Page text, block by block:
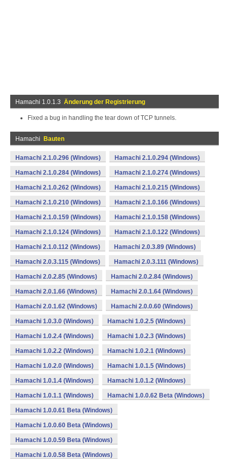
Hamachi 1.0.1.3 Änderung der Registrierung
Fixed a bug in handling the tear down of TCP tunnels.
Hamachi Bauten
Hamachi 2.1.0.296 (Windows) Hamachi 2.1.0.294 (Windows)
Hamachi 2.1.0.284 (Windows) Hamachi 2.1.0.274 (Windows)
Hamachi 2.1.0.262 (Windows) Hamachi 2.1.0.215 (Windows)
Hamachi 2.1.0.210 (Windows) Hamachi 2.1.0.166 (Windows)
Hamachi 2.1.0.159 (Windows) Hamachi 2.1.0.158 (Windows)
Hamachi 2.1.0.124 (Windows) Hamachi 2.1.0.122 (Windows)
Hamachi 2.1.0.112 (Windows) Hamachi 2.0.3.89 (Windows)
Hamachi 2.0.3.115 (Windows) Hamachi 2.0.3.111 (Windows)
Hamachi 2.0.2.85 (Windows) Hamachi 2.0.2.84 (Windows)
Hamachi 2.0.1.66 (Windows) Hamachi 2.0.1.64 (Windows)
Hamachi 2.0.1.62 (Windows) Hamachi 2.0.0.60 (Windows)
Hamachi 1.0.3.0 (Windows) Hamachi 1.0.2.5 (Windows)
Hamachi 1.0.2.4 (Windows) Hamachi 1.0.2.3 (Windows)
Hamachi 1.0.2.2 (Windows) Hamachi 1.0.2.1 (Windows)
Hamachi 1.0.2.0 (Windows) Hamachi 1.0.1.5 (Windows)
Hamachi 1.0.1.4 (Windows) Hamachi 1.0.1.2 (Windows)
Hamachi 1.0.1.1 (Windows) Hamachi 1.0.0.62 Beta (Windows)
Hamachi 1.0.0.61 Beta (Windows)
Hamachi 1.0.0.60 Beta (Windows)
Hamachi 1.0.0.59 Beta (Windows)
Hamachi 1.0.0.58 Beta (Windows)